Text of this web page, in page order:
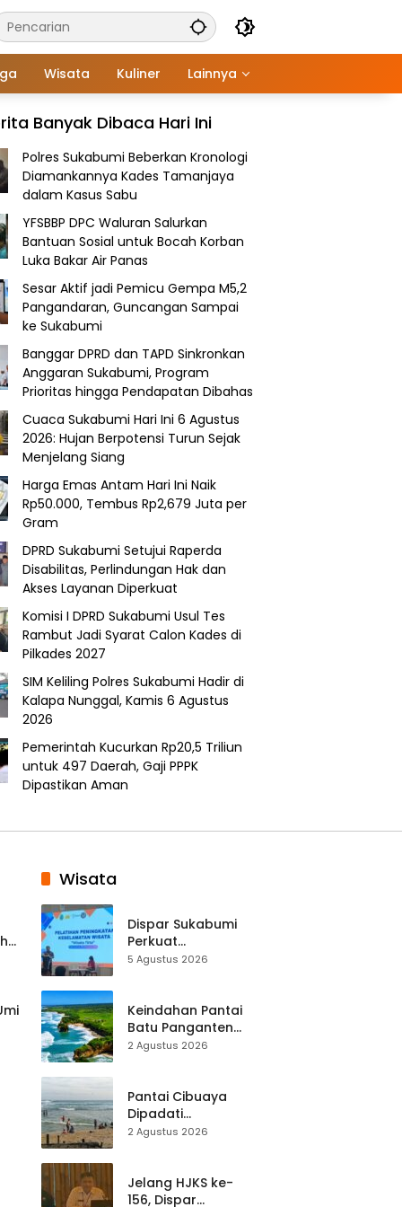
Wisata Kuliner Lainnya
Banyak Dibaca Hari Ini
Polres Sukabumi Beberkan Kronologi
Diamankannya Kades Tamanjaya
dalam Kasus Sabu
YFSBBP DPC Waluran Salurkan
Bantuan Sosial untuk Bocah Korban
Luka Bakar Air Panas
Sesar Aktif jadi Pemicu Gempa M5,2
Pangandaran, Guncangan Sampai
ke Sukabumi
Banggar DPRD dan TAPD Sinkronkan
Anggaran Sukabumi, Program
Prioritas hingga Pendapatan Dibahas
Cuaca Sukabumi Hari Ini 6 Agustus
2026: Hujan Berpotensi Turun Sejak
Menjelang Siang
Harga Emas Antam Hari Ini Naik
Rp50.000, Tembus Rp2,679 Juta per
Gram
DPRD Sukabumi Setujui Raperda
Disabilitas, Perlindungan Hak dan
Akses Layanan Diperkuat
Komisi I DPRD Sukabumi Usul Tes
Rambut Jadi Syarat Calon Kades di
Pilkades 2027
SIM Keliling Polres Sukabumi Hadir di
Kalapa Nunggal, Kamis 6 Agustus
2026
Pemerintah Kucurkan Rp20,5 Triliun
untuk 497 Daerah, Gaji PPPK
Dipastikan Aman
Wisata
Dispar Sukabumi
Perkuat
Keselamatan
Mitigasi hingga
Teknik Evakuasi
5 Agustus 2026
Keindahan Pantai
Batu Panganten
Mulai Dilirik
2 Agustus 2026
Pantai Cibuaya
Dipadati
Wisatawan,
Waspada
2 Agustus 2026
Jelang HJKS ke-
156, Dispar